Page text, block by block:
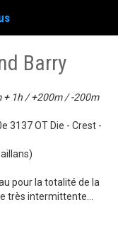
Barry
+ 1h / +200m / -200m
3137 OT Die - Crest -
pour la totalité de la
très intermittente...